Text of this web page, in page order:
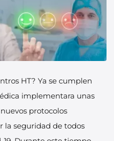
HT? Ya se cumplen
implementara unas
protocolos
la seguridad de todos